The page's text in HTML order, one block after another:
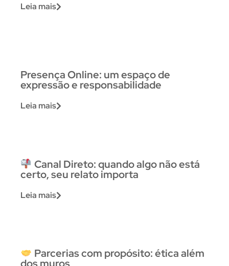
Leia mais
Presença Online: um espaço de
expressão e responsabilidade
Leia mais
Canal Direto: quando algo não está
certo, seu relato importa
Leia mais
Parcerias com propósito: ética além
dos muros